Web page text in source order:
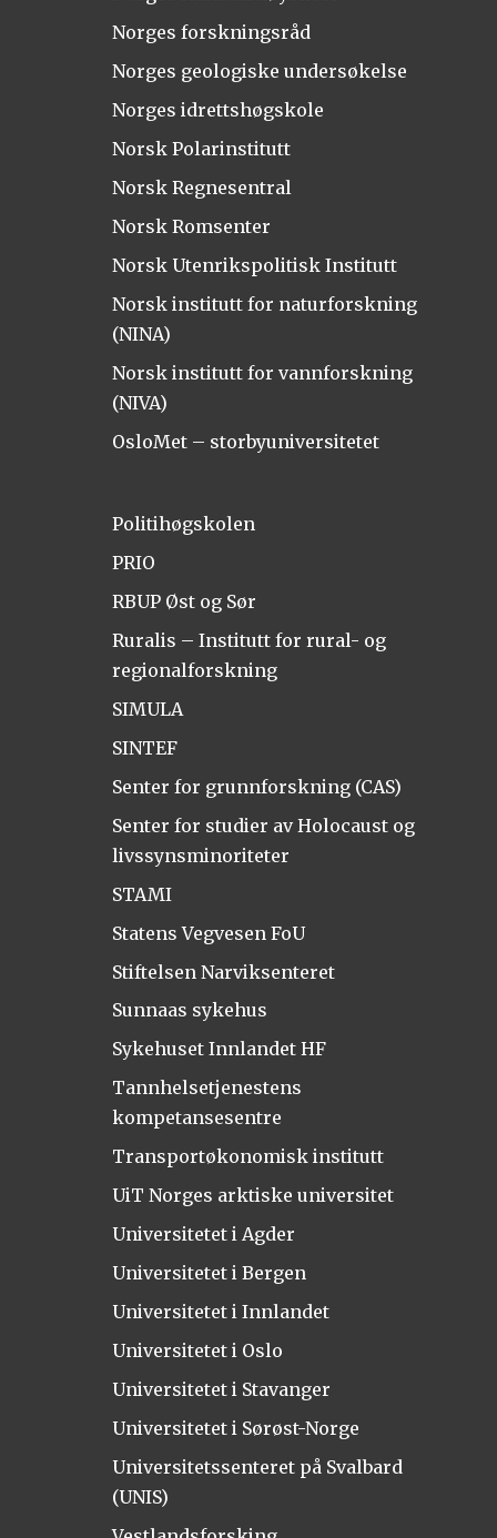
Norges forskningsråd
Norges geologiske undersøkelse
Norges idrettshøgskole
Norsk Polarinstitutt
Norsk Regnesentral
Norsk Romsenter
Norsk Utenrikspolitisk Institutt
Norsk institutt for naturforskning
(NINA)
Norsk institutt for vannforskning
(NIVA)
OsloMet – storbyuniversitetet
Politihøgskolen
PRIO
RBUP Øst og Sør
Ruralis – Institutt for rural- og
regionalforskning
SIMULA
SINTEF
Senter for grunnforskning (CAS)
Senter for studier av Holocaust og
livssynsminoriteter
STAMI
Statens Vegvesen FoU
Stiftelsen Narviksenteret
Sunnaas sykehus
Sykehuset Innlandet HF
Tannhelsetjenestens
kompetansesentre
Transportøkonomisk institutt
UiT Norges arktiske universitet
Universitetet i Agder
Universitetet i Bergen
Universitetet i Innlandet
Universitetet i Oslo
Universitetet i Stavanger
Universitetet i Sørøst-Norge
Universitetssenteret på Svalbard
(UNIS)